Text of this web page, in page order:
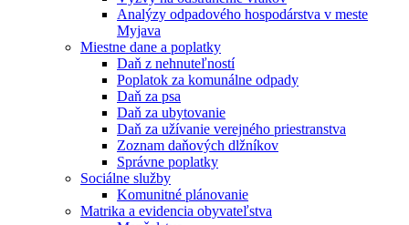
Analýzy odpadového hospodárstva v meste
Myjava
Miestne dane a poplatky
Daň z nehnuteľností
Poplatok za komunálne odpady
Daň za psa
Daň za ubytovanie
Daň za užívanie verejného priestranstva
Zoznam daňových dlžníkov
Správne poplatky
Sociálne služby
Komunitné plánovanie
Matrika a evidencia obyvateľstva